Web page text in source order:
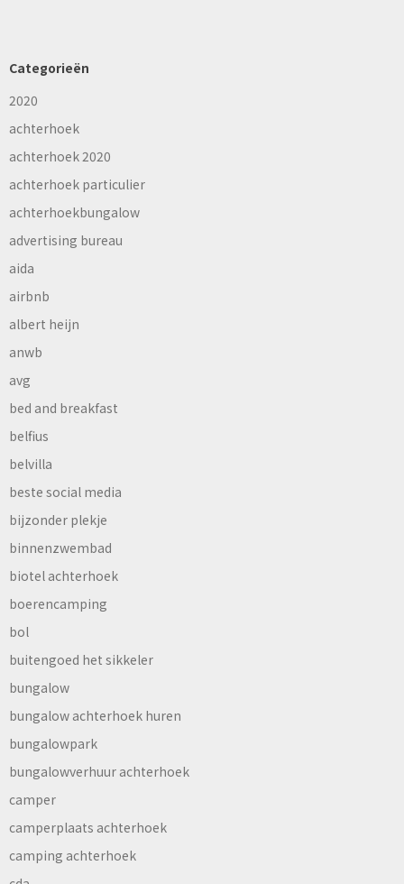
Categorieën
2020
achterhoek
achterhoek 2020
achterhoek particulier
achterhoekbungalow
advertising bureau
aida
airbnb
albert heijn
anwb
avg
bed and breakfast
belfius
belvilla
beste social media
bijzonder plekje
binnenzwembad
biotel achterhoek
boerencamping
bol
buitengoed het sikkeler
bungalow
bungalow achterhoek huren
bungalowpark
bungalowverhuur achterhoek
camper
camperplaats achterhoek
camping achterhoek